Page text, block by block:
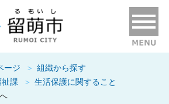
ージ
組織から探す
課
生活保護に関すること